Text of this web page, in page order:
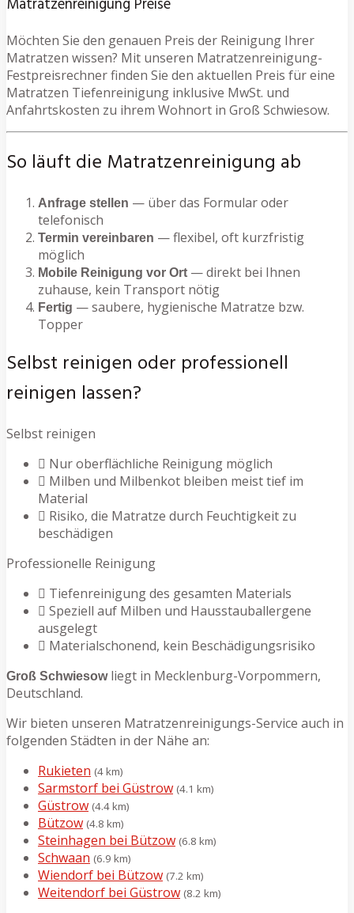
Möchten Sie den genauen Preis der Reinigung Ihrer
Matratzen wissen? Mit unseren Matratzenreinigung-
Festpreisrechner finden Sie den aktuellen Preis für eine
Matratzen Tiefenreinigung inklusive MwSt. und
Anfahrtskosten zu ihrem Wohnort in Groß Schwiesow.
So läuft die Matratzenreinigung ab
Anfrage stellen — über das Formular oder
telefonisch
Termin vereinbaren — flexibel, oft kurzfristig
möglich
Mobile Reinigung vor Ort — direkt bei Ihnen
zuhause, kein Transport nötig
Fertig — saubere, hygienische Matratze bzw.
Topper
Selbst reinigen oder professionell
reinigen lassen?
Selbst reinigen
Nur oberflächliche Reinigung möglich
Milben und Milbenkot bleiben meist tief im
Material
Risiko, die Matratze durch Feuchtigkeit zu
beschädigen
Professionelle Reinigung
Tiefenreinigung des gesamten Materials
Speziell auf Milben und Hausstauballergene
ausgelegt
Materialschonend, kein Beschädigungsrisiko
Groß Schwiesowliegt in Mecklenburg-Vorpommern,
Deutschland.
Wir bieten unseren Matratzenreinigungs-Service auch in
folgenden Städten in der Nähe an:
Rukieten (4 km)
Sarmstorf bei Güstrow (4.1 km)
Güstrow (4.4 km)
Bützow (4.8 km)
Steinhagen bei Bützow (6.8 km)
Schwaan (6.9 km)
Wiendorf bei Bützow (7.2 km)
Weitendorf bei Güstrow (8.2 km)